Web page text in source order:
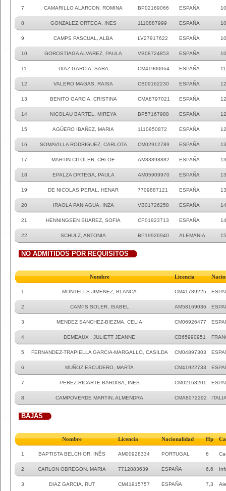
7 CAMARILLO ALARCON, ROMINA BP02169066 ESPAÑA 10
8 GONZALEZ ORTEGA, INES 1110887999 ESPAÑA
9 CAMPS PASCUAL, ALBA LV27917622 ESPAÑA
10 GOROSTIAGA ALVAREZ, PAULA VB08724853 ESPAÑA
11 DIAZ GARCIA, SARA CM41900064 ESPAÑA
12 VALERO MAGAS, RAISA CB09162230 ESPAÑA 12
13 BENITO GARCIA, CRISTINA CMA8797021 ESPAÑA 12
14 NICOLAU BARTEL, MIREYA BP57167988 ESPAÑA
15 AGÜERO IBAÑEZ, MARIA 1110950872 ESPAÑA
16 SOMAVILLA RODRIGUEZ, CARLOTA CM02912789 ESPAÑA 13
17 MARTIN CITOLER, CHLOE AM83898882 ESPAÑA
18 EPALZA ORTEGA, PAULA AM05909970 ESPAÑA
19 DE NICOLAS PERAL, HENAR 7709887121 ESPAÑA
20 IRAOLA PANIAGUA, INZA VB01726258 ESPAÑA
21 HENNINGSEN SUAREZ, SOFIA CP01923713 ESPAÑA
22 SCHULZ, ANTONIA BP19926940 ALEMANIA 15
NO ADMITIDOS POR REQUISITOS
Nombre Licencia
1 MONTELLS JIMENEZ, BLANCA CM41789225
2 CAMPS SOLER, ISABEL AM58169036
3 MENDEZ SANCHEZ-BIEZMA, CELIA CM06926477
4 DEMEAUX , JULIETT JEANNE CB65990951
5 FERNANDEZ-TRAPIELLA GARCIA-MARGALLO, CASILDA CM04897303
6 MUÑOZ ESCUDERO, MARTA CM41922733
7 PEREZ-RICARTE BARDISA, INES CM02163201
8 CAMPOVERDE MARTIN, ALMENDRA CMA8072292
BAJAS
Nombre Licencia Nacionalidad Hp
1 BAPTISTA BELCHIOR, INÊS AM00928334 PORTUGAL 6
2 CARLON OBREGON, MARIA 7712883639 ESPAÑA 6,6
3 DIAZ GARCIA, RUT CM41915757 ESPAÑA 7,3